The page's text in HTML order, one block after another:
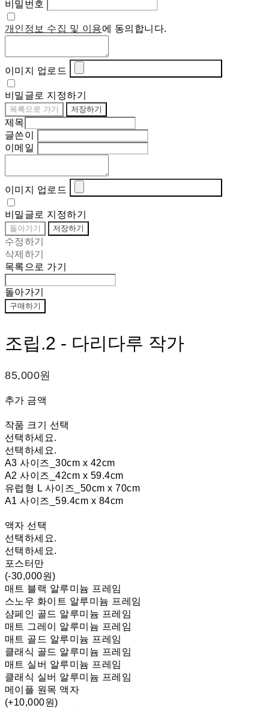
비밀번호
개인정보 수집 및 이용에 동의합니다.
이미지 업로드
비밀글로 지정하기
목록으로 가기 저장하기
제목
글쓴이
이메일
이미지 업로드
비밀글로 지정하기
돌아가기 저장하기
수정하기
삭제하기
목록으로 가기
돌아가기
구매하기
조립.2 - 다리다루 작가
85,000원
추가 금액
작품 크기 선택
선택하세요.
선택하세요.
A3 사이즈_30cm x 42cm
A2 사이즈_42cm x 59.4cm
유럽형 L 사이즈_50cm x 70cm
A1 사이즈_59.4cm x 84cm
액자 선택
선택하세요.
선택하세요.
포스터만
(-30,000원)
매트 블랙 알루미늄 프레임
스노우 화이트 알루미늄 프레임
샴페인 골드 알루미늄 프레임
매트 그레이 알루미늄 프레임
매트 골드 알루미늄 프레임
클래식 골드 알루미늄 프레임
매트 실버 알루미늄 프레임
클래식 실버 알루미늄 프레임
메이플 원목 액자
(+10,000원)